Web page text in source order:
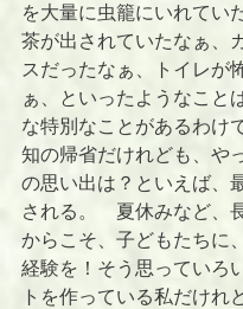
を大量に虫籠にいれてい
茶が出されていたなぁ、
スだったなぁ、トイレが
ぁ、といったようなこと
な特別なことがあるわけ
知の帰省だけれども、や
の思い出は？といえば、
される。　夏休みなど、
からこそ、子どもたちに
経験を！そう思っていろ
トを作っている私だけれ